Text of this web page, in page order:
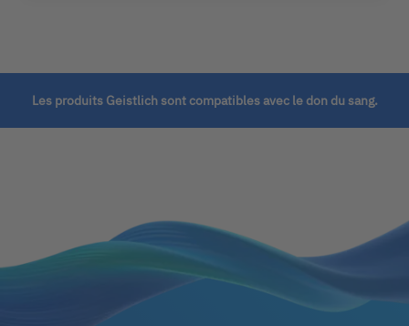
Les produits Geistlich sont compatibles avec le don du sang.